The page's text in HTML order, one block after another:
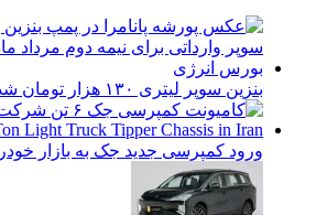
بنزین سوپر لیتری ۱۳۰ هزار تومان شد!
ورود کمپرسی جدید جک به بازار